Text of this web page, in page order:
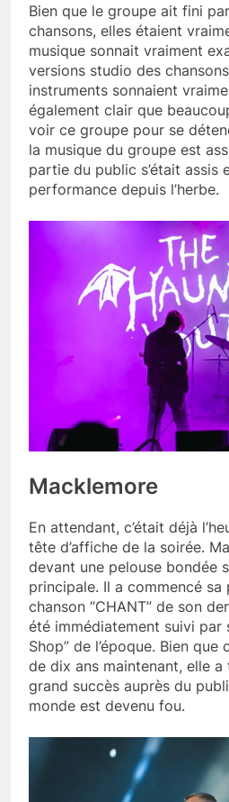
Bien que le groupe ait fini
chansons, elles étaient
musique sonnait vraiment
versions studio des
instruments sonnaient
également clair que
voir ce groupe pour se
la musique du groupe est
partie du public s’était assis
performance depuis l’herbe.
Macklemore
En attendant, c’était déjà
tête d’affiche de la soirée.
devant une pelouse bondée
principale. Il a commencé
chanson “CHANT” de son
été immédiatement suivi par
Shop” de l’époque. Bien
de dix ans maintenant, elle
grand succès auprès du
monde est devenu fou.